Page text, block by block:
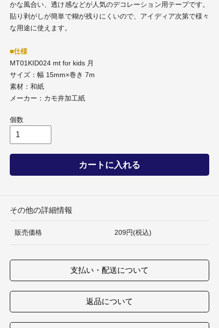
かな風合い、透け感などが人気のデコレーション用テープです。
貼り剥がしが簡単で糊が残りにくいので、アイディア次第で様々
な用途に使えます。
■仕様
MT01KID024 mt for kids 月
サイズ：幅 15mm×巻き 7m
素材：和紙
メーカー：カモ井加工紙
個数
カートに入れる
その他の詳細情報
販売価格 209円(税込)
支払い・配送について
返品について